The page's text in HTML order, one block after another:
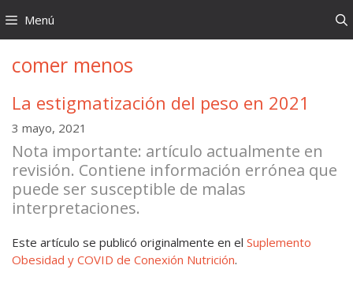
al
contenido
Menú
comer menos
La estigmatización del peso en 2021
3 mayo, 2021
Nota importante: artículo actualmente en
revisión. Contiene información errónea que
puede ser susceptible de malas
interpretaciones.
Este artículo se publicó originalmente en el Suplemento
Obesidad y COVID de Conexión Nutrición.